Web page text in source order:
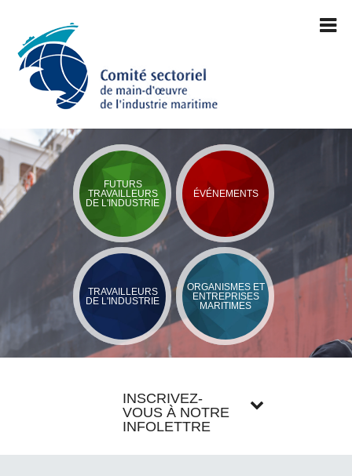
FUTURS
TRAVAILLEURS
DE L'INDUSTRIE
ÉVÉNEMENTS
TRAVAILLEURS
DE L'INDUSTRIE
ORGANISMES ET
ENTREPRISES
MARITIMES
INSCRIVEZ-
VOUS À NOTRE
INFOLETTRE